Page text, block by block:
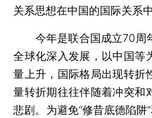
关系思想在中国的国际关系
今年是联合国成立70周
全球化深入发展，以中国等
量上升，国际格局出现转折
量转折期往往伴随着冲突和
悲剧。为避免“修昔底德陷阱